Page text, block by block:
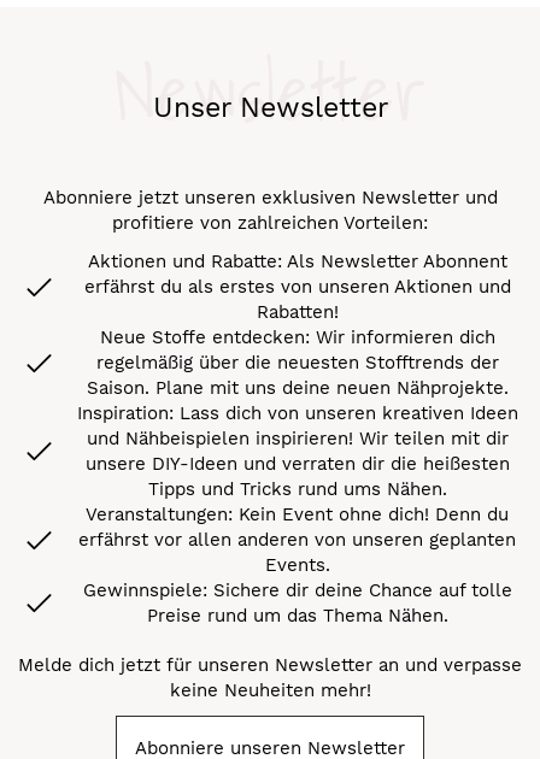
Unser Newsletter
Newsletter
Abonniere jetzt unseren exklusiven Newsletter und
profitiere von zahlreichen Vorteilen:
Aktionen und Rabatte: Als Newsletter Abonnent
erfährst du als erstes von unseren Aktionen und
Rabatten!
Neue Stoffe entdecken: Wir informieren dich
regelmäßig über die neuesten Stofftrends der
Saison. Plane mit uns deine neuen Nähprojekte.
Inspiration: Lass dich von unseren kreativen Ideen
und Nähbeispielen inspirieren! Wir teilen mit dir
unsere DIY-Ideen und verraten dir die heißesten
Tipps und Tricks rund ums Nähen.
Veranstaltungen: Kein Event ohne dich! Denn du
erfährst vor allen anderen von unseren geplanten
Events.
Gewinnspiele: Sichere dir deine Chance auf tolle
Preise rund um das Thema Nähen.
Melde dich jetzt für unseren Newsletter an und verpasse
keine Neuheiten mehr!
Abonniere unseren Newsletter